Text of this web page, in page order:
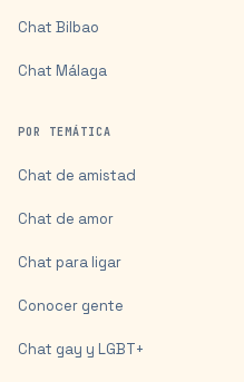
Chat Bilbao
Chat Málaga
POR TEMÁTICA
Chat de amistad
Chat de amor
Chat para ligar
Conocer gente
Chat gay y LGBT+